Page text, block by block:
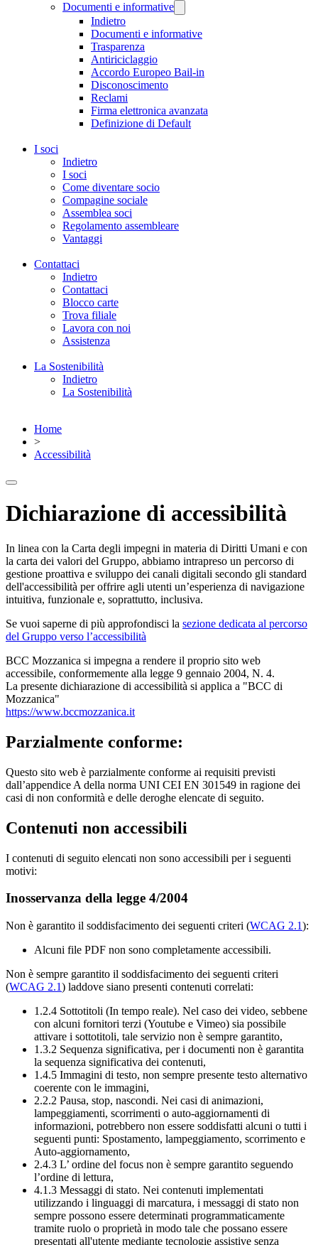
Documenti e informative
Indietro
Documenti e informative
Trasparenza
Antiriciclaggio
Accordo Europeo Bail-in
Disconoscimento
Reclami
Firma elettronica avanzata
Definizione di Default
I soci
Indietro
I soci
Come diventare socio
Compagine sociale
Assemblea soci
Regolamento assembleare
Vantaggi
Contattaci
Indietro
Contattaci
Blocco carte
Trova filiale
Lavora con noi
Assistenza
La Sostenibilità
Indietro
La Sostenibilità
Home
>
Accessibilità
Dichiarazione di accessibilità
In linea con la Carta degli impegni in materia di Diritti Umani e con
la carta dei valori del Gruppo, abbiamo intrapreso un percorso di
gestione proattiva e sviluppo dei canali digitali secondo gli standard
dell'accessibilità per offrire agli utenti un’esperienza di navigazione
intuitiva, funzionale e, soprattutto, inclusiva.
Se vuoi saperne di più approfondisci la sezione dedicata al percorso
del Gruppo verso l’accessibilità
BCC Mozzanica si impegna a rendere il proprio sito web
accessibile, conformemente alla legge 9 gennaio 2004, N. 4.
La presente dichiarazione di accessibilità si applica a "BCC di
Mozzanica"
https://www.bccmozzanica.it
Parzialmente conforme:
Questo sito web è parzialmente conforme ai requisiti previsti
dall’appendice A della norma UNI CEI EN 301549 in ragione dei
casi di non conformità e delle deroghe elencate di seguito.
Contenuti non accessibili
I contenuti di seguito elencati non sono accessibili per i seguenti
motivi:
Inosservanza della legge 4/2004
Non è garantito il soddisfacimento dei seguenti criteri (WCAG 2.1):
Alcuni file PDF non sono completamente accessibili.
Non è sempre garantito il soddisfacimento dei seguenti criteri
(WCAG 2.1) laddove siano presenti contenuti correlati:
1.2.4 Sottotitoli (In tempo reale). Nel caso dei video, sebbene
con alcuni fornitori terzi (Youtube e Vimeo) sia possibile
attivare i sottotitoli, tale servizio non è sempre garantito,
1.3.2 Sequenza significativa, per i documenti non è garantita
la sequenza significativa dei contenuti,
1.4.5 Immagini di testo, non sempre presente testo alternativo
coerente con le immagini,
2.2.2 Pausa, stop, nascondi. Nei casi di animazioni,
lampeggiamenti, scorrimenti o auto-aggiornamenti di
informazioni, potrebbero non essere soddisfatti alcuni o tutti i
seguenti punti: Spostamento, lampeggiamento, scorrimento e
Auto-aggiornamento,
2.4.3 L’ ordine del focus non è sempre garantito seguendo
l’ordine di lettura,
4.1.3 Messaggi di stato. Nei contenuti implementati
utilizzando i linguaggi di marcatura, i messaggi di stato non
sempre possono essere determinati programmaticamente
tramite ruolo o proprietà in modo tale che possano essere
presentati all'utente mediante tecnologie assistive senza